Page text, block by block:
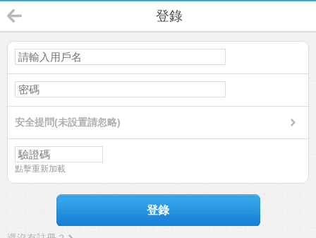
登錄
安全提問(未設置請忽略)
點擊重新加載
登錄